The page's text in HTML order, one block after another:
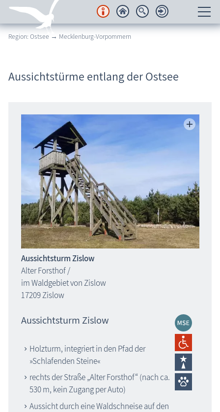
Unterkünfte
Karten
Freizeit
Wissenswertes
Veranstaltungen
Blog
Region: Ostsee → Mecklenburg-Vorpommern
Aussichtstürme entlang der Ostsee
Aussichtsturm Zislow
Alter Forsthof /
im Waldgebiet von Zislow
17209 Zislow
Aussichtsturm Zislow
Holzturm, integriert in den Pfad der
»Schlafenden Steine«
rechts der Straße „Alter Forsthof“ (nach ca.
530 m, kein Zugang per Auto)
Aussicht durch eine Waldschneise auf den